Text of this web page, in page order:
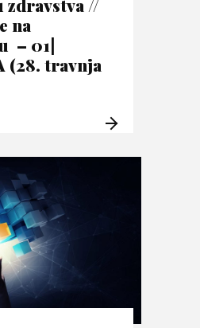
//
na
– 01|
(28. travnja